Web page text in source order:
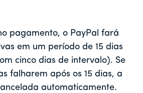
pagamento, o PayPal fará
em um período de 15 dias
cinco dias de intervalo). Se
falharem após os 15 dias, a
automaticamente.